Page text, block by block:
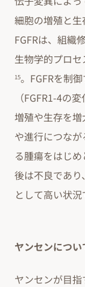
細胞の増殖と
FGFRは、組織
生物学的プロ
15。FGFRを制
（FGFR1-4の
増殖や生存を
や進行につな
る腫瘍をはじ
後は不良であ
として高い状況
ヤンセンについ
ヤンセンが目